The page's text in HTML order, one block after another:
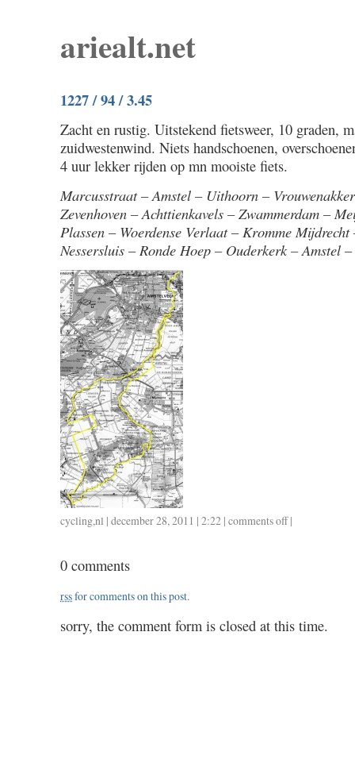
ariealt.net
1227 / 94 / 3.45
Zacht en rustig. Uitstekend fietsweer, 10 graden,
zuidwestenwind. Niets handschoenen,
4 uur lekker rijden op mn mooiste fiets.
Marcusstraat – Amstel – Uithoorn –
Zevenhoven – Achttienkavels – Zwammerdam –
Plassen – Woerdense Verlaat – Kromme
Nessersluis – Ronde Hoep – Ouderkerk – Amstel
cycling,nl | december 28, 2011 | 2:22 | comments offon
|
0 comments
rssfor comments on this post.
sorry, the comment form is closed at this time.